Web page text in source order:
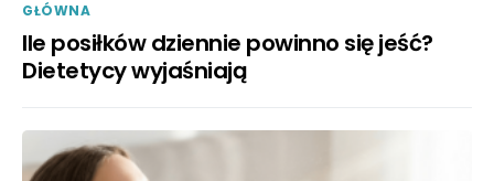
GŁÓWNA
Ile posiłków dziennie powinno się jeść?
Dietetycy wyjaśniają